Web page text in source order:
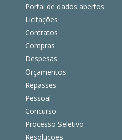
Portal de dados abertos
Licitações
Contratos
Compras
Despesas
Orçamentos
Repasses
Pessoal
Concurso
Processo Seletivo
Resoluções